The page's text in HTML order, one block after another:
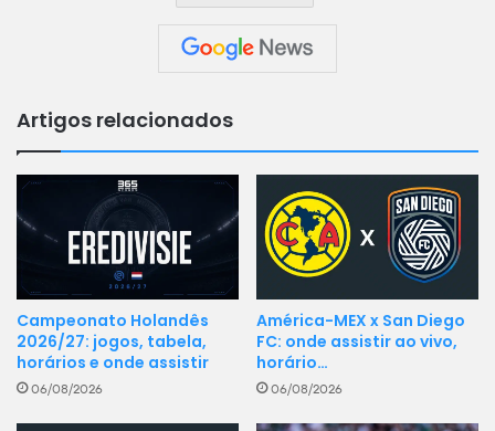
Artigos relacionados
Campeonato Holandês
2026/27: jogos, tabela,
horários e onde assistir
06/08/2026
América-MEX x San Diego
FC: onde assistir ao vivo,
horário…
06/08/2026